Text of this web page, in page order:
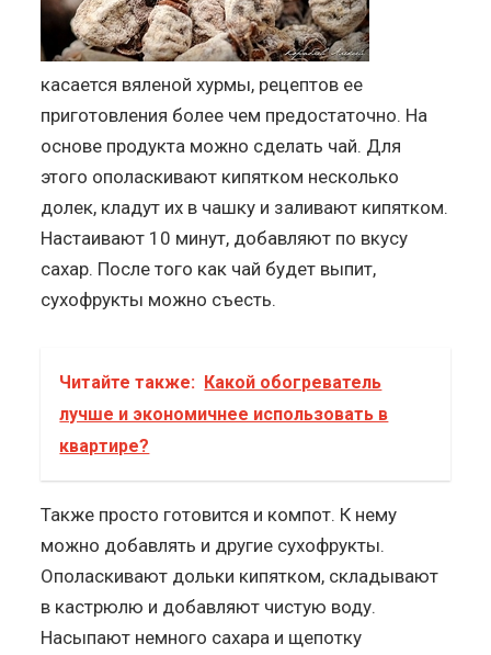
касается вяленой хурмы, рецептов ее
приготовления более чем предостаточно. На
основе продукта можно сделать чай. Для
этого ополаскивают кипятком несколько
долек, кладут их в чашку и заливают кипятком.
Настаивают 10 минут, добавляют по вкусу
сахар. После того как чай будет выпит,
сухофрукты можно съесть.
Читайте также: Какой обогреватель
лучше и экономичнее использовать в
квартире?
Также просто готовится и компот. К нему
можно добавлять и другие сухофрукты.
Ополаскивают дольки кипятком, складывают
в кастрюлю и добавляют чистую воду.
Насыпают немного сахара и щепотку